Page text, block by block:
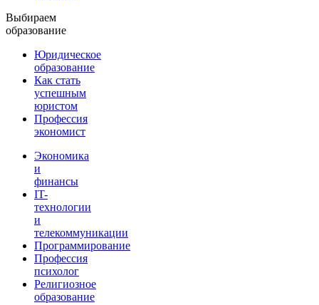
Выбираем
образование
Юридическое
образование
Как стать
успешным
юристом
Профессия
экономист
Экономика
и
финансы
IT-
технологии
и
телекоммуникации
Программирование
Профессия
психолог
Религиозное
образование